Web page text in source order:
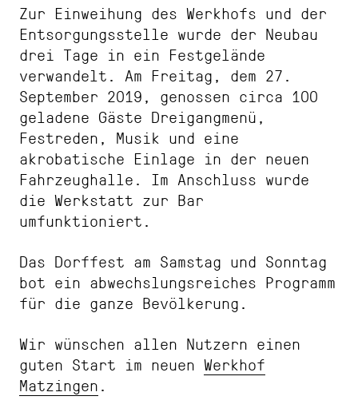
Zur Einweihung des Werkhofs und der
Entsorgungsstelle wurde der Neubau
drei Tage in ein Festgelände
verwandelt. Am Freitag, dem 27.
September 2019, genossen circa 100
geladene Gäste Dreigangmenü,
Festreden, Musik und eine
akrobatische Einlage in der neuen
Fahrzeughalle. Im Anschluss wurde
die Werkstatt zur Bar
umfunktioniert.
Das Dorffest am Samstag und Sonntag
bot ein abwechslungsreiches Programm
für die ganze Bevölkerung.
Wir wünschen allen Nutzern einen
guten Start im neuen Werkhof
Matzingen.